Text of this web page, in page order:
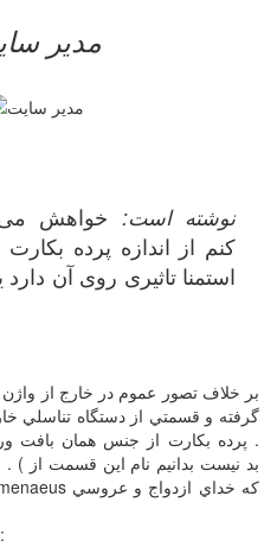
مدیر
mahbanoojoon نوشته است: خواهش
کنم از اندازه پرده
استمنا تاثیری روی آن
گرفته و قسمتي از دستگاه تناسلي
. پرده بکارت از جنس همان بافت
مختلفي دارد :